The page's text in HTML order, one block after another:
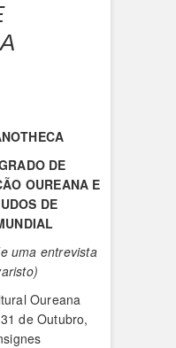
DE
OUREANA E
DE
uma entrevista
Oureana
de Outubro,